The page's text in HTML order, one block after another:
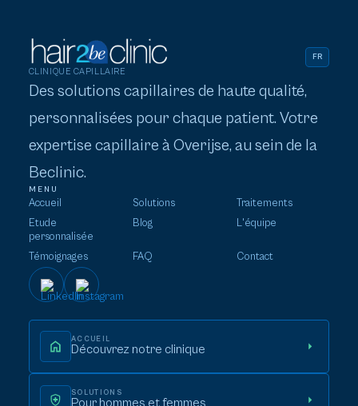
CLINIQUE CAPILLAIRE
FR
Des solutions capillaires de haute qualité,
personnalisées pour chaque patient. Votre
expertise capillaire à Overijse, au sein de la
Beclinic.
MENU
Accueil Solutions
Traitements
Etude
personnalisée
Blog L'équipe
Témoignages FAQ Contact
ACCUEIL
Découvrez notre clinique
SOLUTIONS